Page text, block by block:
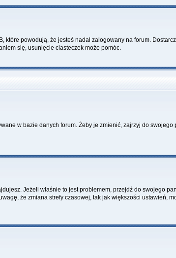
które powodują, że jesteś nadal zalogowany na forum.
się, usunięcie ciasteczek może pomóc.
w bazie danych forum. Żeby je zmienić, zajrzyj do
Jeżeli właśnie to jest problemem, przejdź do swojego
że zmiana strefy czasowej, tak jak większości ustawień,